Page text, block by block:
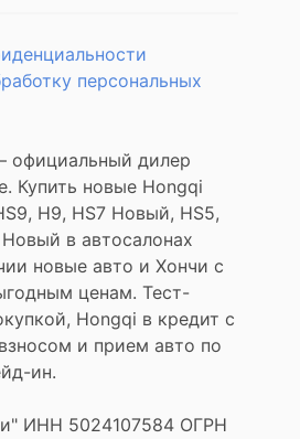
персональных
официальный дилер
Купить новые Hongqi
H9, HS7 Новый, HS5,
в автосалонах
новые авто и Хончи с
ценам. Тест-
Hongqi в кредит с
и прием авто по
ин.
ИНН 5024107584 ОГРН